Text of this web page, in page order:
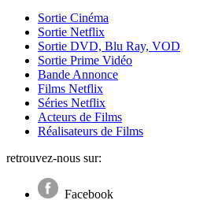
Sortie Cinéma
Sortie Netflix
Sortie DVD, Blu Ray, VOD
Sortie Prime Vidéo
Bande Annonce
Films Netflix
Séries Netflix
Acteurs de Films
Réalisateurs de Films
retrouvez-nous sur:
Facebook